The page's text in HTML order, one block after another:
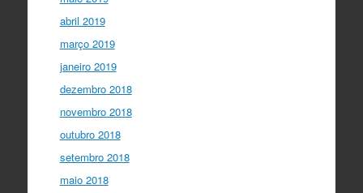
abril 2019
março 2019
janeiro 2019
dezembro 2018
novembro 2018
outubro 2018
setembro 2018
maio 2018